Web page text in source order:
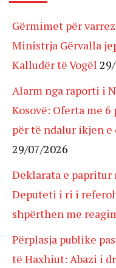
Gërmimet për
Ministrja Gërvalla
Kalludër të Vogël
Alarm nga raporti i
Kosovë: Oferta me
për të ndalur ikjen
29/07/2026
Deklarata e papritur
Deputeti i ri i
shpërthen me
Përplasja publike
të Haxhiut: Abazi i